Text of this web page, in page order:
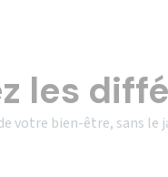
les
votre bien-être, sans le